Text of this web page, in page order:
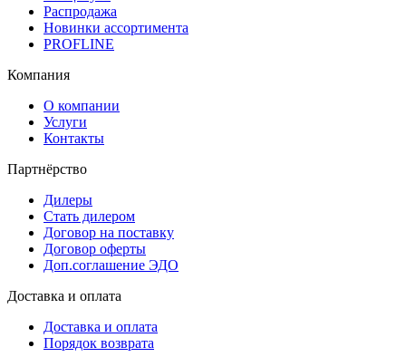
Распродажа
Новинки ассортимента
PROFLINE
Компания
О компании
Услуги
Контакты
Партнёрство
Дилеры
Стать дилером
Договор на поставку
Договор оферты
Доп.соглашение ЭДО
Доставка и оплата
Доставка и оплата
Порядок возврата